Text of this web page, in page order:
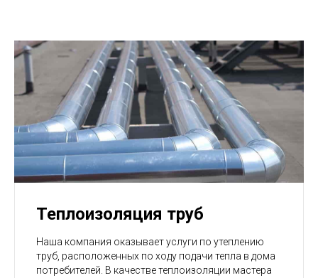
Теплоизоляция труб
Наша компания оказывает услуги по утеплению
труб, расположенных по ходу подачи тепла в дома
потребителей. В качестве теплоизоляции мастера